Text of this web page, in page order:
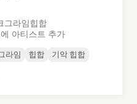
그라임힙합
아티스트 추가
라임 힙합
기악 힙합